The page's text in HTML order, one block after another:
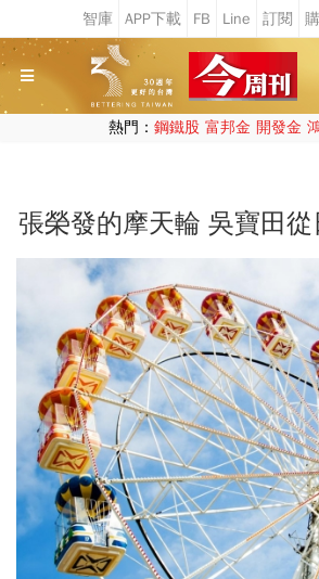
熱門： 鋼鐵股 富邦金 開發金
張榮發的摩天輪 吳寶田